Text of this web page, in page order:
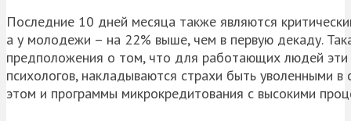
Последние 10 дней месяца также являются
а у молодежи – на 22% выше, чем в первую декаду.
предположения о том, что для работающих людей
психологов, накладываются страхи быть уволенными
этом и программы микрокредитования с высокими